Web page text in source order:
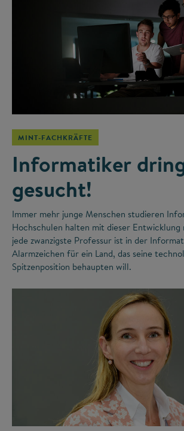
MINT-FACHKRÄFTE
Informatiker
gesucht!
Immer mehr junge Menschen studieren
Hochschulen halten mit dieser
jede zwanzigste Professur ist in der
Alarmzeichen für ein Land, das seine
Spitzenposition behaupten will.